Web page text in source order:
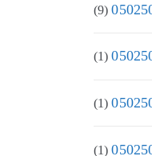
(9)
(1)
(1)
(1)